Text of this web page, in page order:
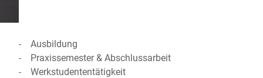
- Ausbildung
- Praxissemester & Abschlussarbeit
- Werkstudenten­tätigkeit